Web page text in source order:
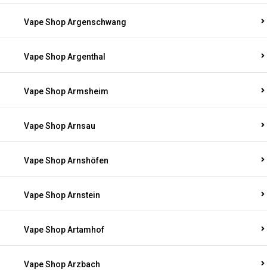
Vape Shop Argenschwang
Vape Shop Argenthal
Vape Shop Armsheim
Vape Shop Arnsau
Vape Shop Arnshöfen
Vape Shop Arnstein
Vape Shop Artamhof
Vape Shop Arzbach